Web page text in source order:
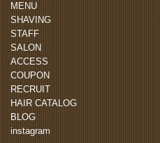
MENU
SHAVING
STAFF
SALON
ACCESS
COUPON
RECRUIT
HAIR CATALOG
BLOG
instagram